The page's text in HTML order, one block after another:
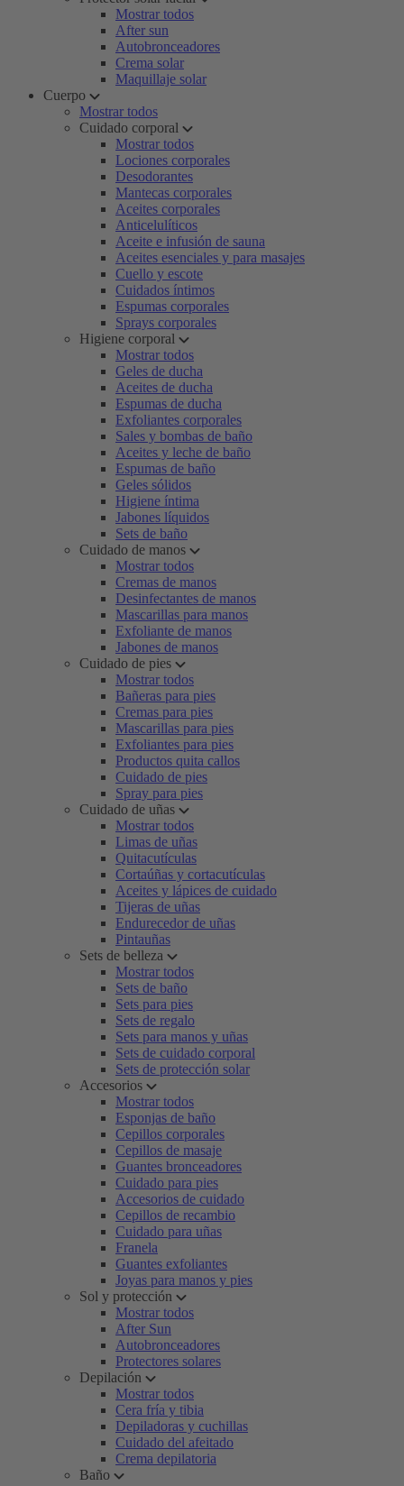
Mostrar todos
After sun
Autobronceadores
Crema solar
Maquillaje solar
Cuerpo
Mostrar todos
Cuidado corporal
Mostrar todos
Lociones corporales
Desodorantes
Mantecas corporales
Aceites corporales
Anticelulíticos
Aceite e infusión de sauna
Aceites esenciales y para masajes
Cuello y escote
Cuidados íntimos
Espumas corporales
Sprays corporales
Higiene corporal
Mostrar todos
Geles de ducha
Aceites de ducha
Espumas de ducha
Exfoliantes corporales
Sales y bombas de baño
Aceites y leche de baño
Espumas de baño
Geles sólidos
Higiene íntima
Jabones líquidos
Sets de baño
Cuidado de manos
Mostrar todos
Cremas de manos
Desinfectantes de manos
Mascarillas para manos
Exfoliante de manos
Jabones de manos
Cuidado de pies
Mostrar todos
Bañeras para pies
Cremas para pies
Mascarillas para pies
Exfoliantes para pies
Productos quita callos
Cuidado de pies
Spray para pies
Cuidado de uñas
Mostrar todos
Limas de uñas
Quitacutículas
Cortaúñas y cortacutículas
Aceites y lápices de cuidado
Tijeras de uñas
Endurecedor de uñas
Pintauñas
Sets de belleza
Mostrar todos
Sets de baño
Sets para pies
Sets de regalo
Sets para manos y uñas
Sets de cuidado corporal
Sets de protección solar
Accesorios
Mostrar todos
Esponjas de baño
Cepillos corporales
Cepillos de masaje
Guantes bronceadores
Cuidado para pies
Accesorios de cuidado
Cepillos de recambio
Cuidado para uñas
Franela
Guantes exfoliantes
Joyas para manos y pies
Sol y protección
Mostrar todos
After Sun
Autobronceadores
Protectores solares
Depilación
Mostrar todos
Cera fría y tibia
Depiladoras y cuchillas
Cuidado del afeitado
Crema depilatoria
Baño